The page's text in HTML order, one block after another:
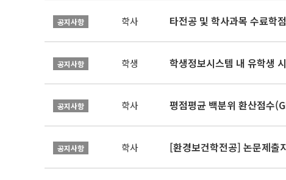
공지사항 학사 타전공 및 학사과목 수료학
공지사항 학생 학생정보시스템 내 유학생
공지사항 학사 평점평균 백분위 환산점수
공지사항 학사 [환경보건학전공] 논문제출